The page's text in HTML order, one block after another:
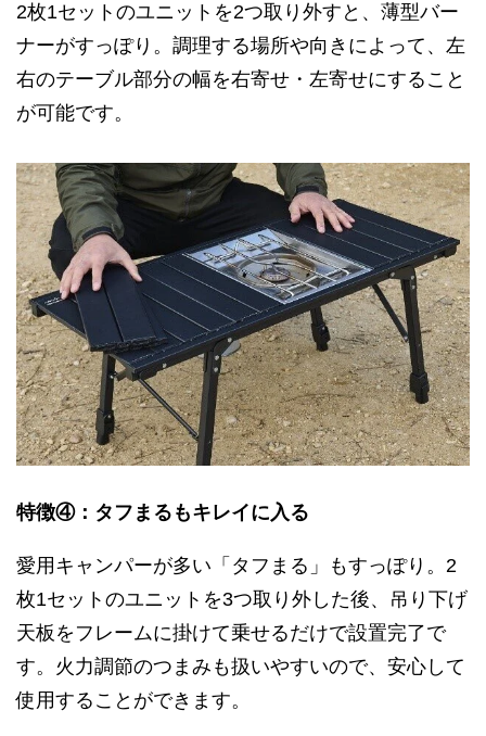
2枚1セットのユニットを2つ取り外すと、薄型バー
ナーがすっぽり。調理する場所や向きによって、左
右のテーブル部分の幅を右寄せ・左寄せにすること
が可能です。
特徴④：タフまるもキレイに入る
愛用キャンパーが多い「タフまる」もすっぽり。2
枚1セットのユニットを3つ取り外した後、吊り下げ
天板をフレームに掛けて乗せるだけで設置完了で
す。火力調節のつまみも扱いやすいので、安心して
使用することができます。